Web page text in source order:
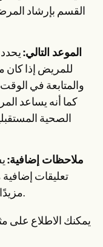
القسم بإرشاد
الموعد التالي:
للمريض إذا كان
والمتابعة في
كما أنه يساعد
الصحية
ملاحظات إضافية:
تعليقات
مزيدًا من السياق أو التوضيح حول الزيارة.
يمكنك الاطلاع على